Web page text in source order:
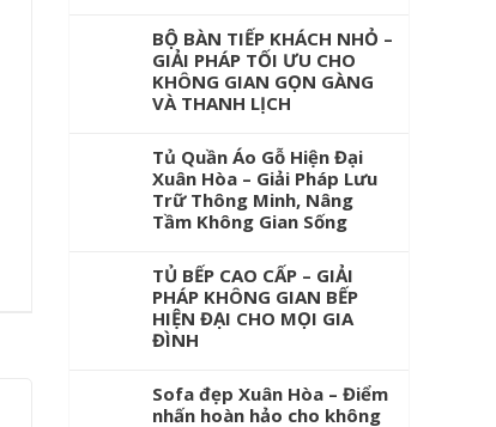
BỘ BÀN TIẾP KHÁCH NHỎ –
GIẢI PHÁP TỐI ƯU CHO
KHÔNG GIAN GỌN GÀNG
VÀ THANH LỊCH
Tủ Quần Áo Gỗ Hiện Đại
Xuân Hòa – Giải Pháp Lưu
Trữ Thông Minh, Nâng
Tầm Không Gian Sống
TỦ BẾP CAO CẤP – GIẢI
PHÁP KHÔNG GIAN BẾP
HIỆN ĐẠI CHO MỌI GIA
ĐÌNH
Sofa đẹp Xuân Hòa – Điểm
nhấn hoàn hảo cho không